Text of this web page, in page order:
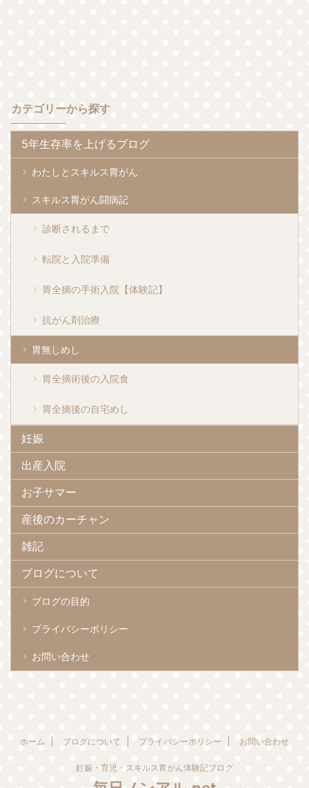
カテゴリーから探す
5年生存率を上げるブログ
わたしとスキルス胃がん
スキルス胃がん闘病記
診断されるまで
転院と入院準備
胃全摘の手術入院【体験記】
抗がん剤治療
胃無しめし
胃全摘術後の入院食
胃全摘後の自宅めし
妊娠
出産入院
お子サマー
産後のカーチャン
雑記
ブログについて
ブログの目的
プライバシーポリシー
お問い合わせ
ホーム ブログについて プライバシーポリシー お問い合わせ
妊娠・育児・スキルス胃がん体験記ブログ